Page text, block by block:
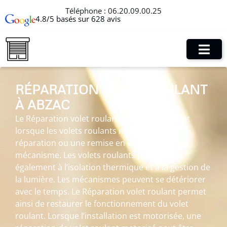
Téléphone : 06.20.09.00.25
4.8/5 basés sur 628 avis
RÉPARATION VOLET ROULANT
À ABZAC
Le Réparation volet roulant à Abzac intervient
lorsque les volets roulants nécessitent une
réparation ou une remise en état de leur
mécanisme. Les volets roulants participent
également à l’isolation thermique et à la gestion de
la lumière. Les mécanismes peuvent se détériorer
avec le temps. Le Réparation volet roulant permet
ainsi de restaurer le fonctionnement du volet
roulant. Lorsque l’installation est motorisée, une